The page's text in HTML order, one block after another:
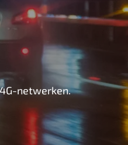
netwerken.